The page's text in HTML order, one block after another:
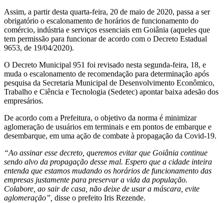
Assim, a partir desta quarta-feira, 20 de maio de 2020, passa a ser
obrigatório o escalonamento de horários de funcionamento do
comércio, indústria e serviços essenciais em Goiânia (aqueles que
tem permissão para funcionar de acordo com o Decreto Estadual
9653, de 19/04/2020).
O Decreto Municipal 951 foi revisado nesta segunda-feira, 18, e
muda o escalonamento de recomendação para determinação após
pesquisa da Secretaria Municipal de Desenvolvimento Econômico,
Trabalho e Ciência e Tecnologia (Sedetec) apontar baixa adesão dos
empresários.
De acordo com a Prefeitura, o objetivo da norma é minimizar
aglomeração de usuários em terminais e em pontos de embarque e
desembarque, em uma ação de combate à propagação da Covid-19.
“Ao assinar esse decreto, queremos evitar que Goiânia continue
sendo alvo da propagação desse mal. Espero que a cidade inteira
entenda que estamos mudando os horários de funcionamento das
empresas justamente para preservar a vida da população.
Colabore, ao sair de casa, não deixe de usar a máscara, evite
aglomeração”, disse o prefeito Iris Rezende.